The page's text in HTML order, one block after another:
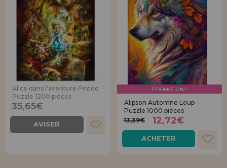
Alice dans l'aventure Pintoo
Puzzle 1200 pièces
35,65€
AVISER
PROMOTION !
Alipson Automne Loup
Puzzle 1000 pièces
13,39€
12,72€
ACHETER